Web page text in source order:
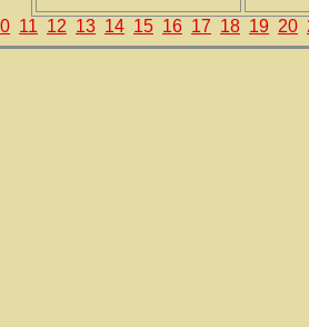
11 12 13 14 15 16 17 18 19 20